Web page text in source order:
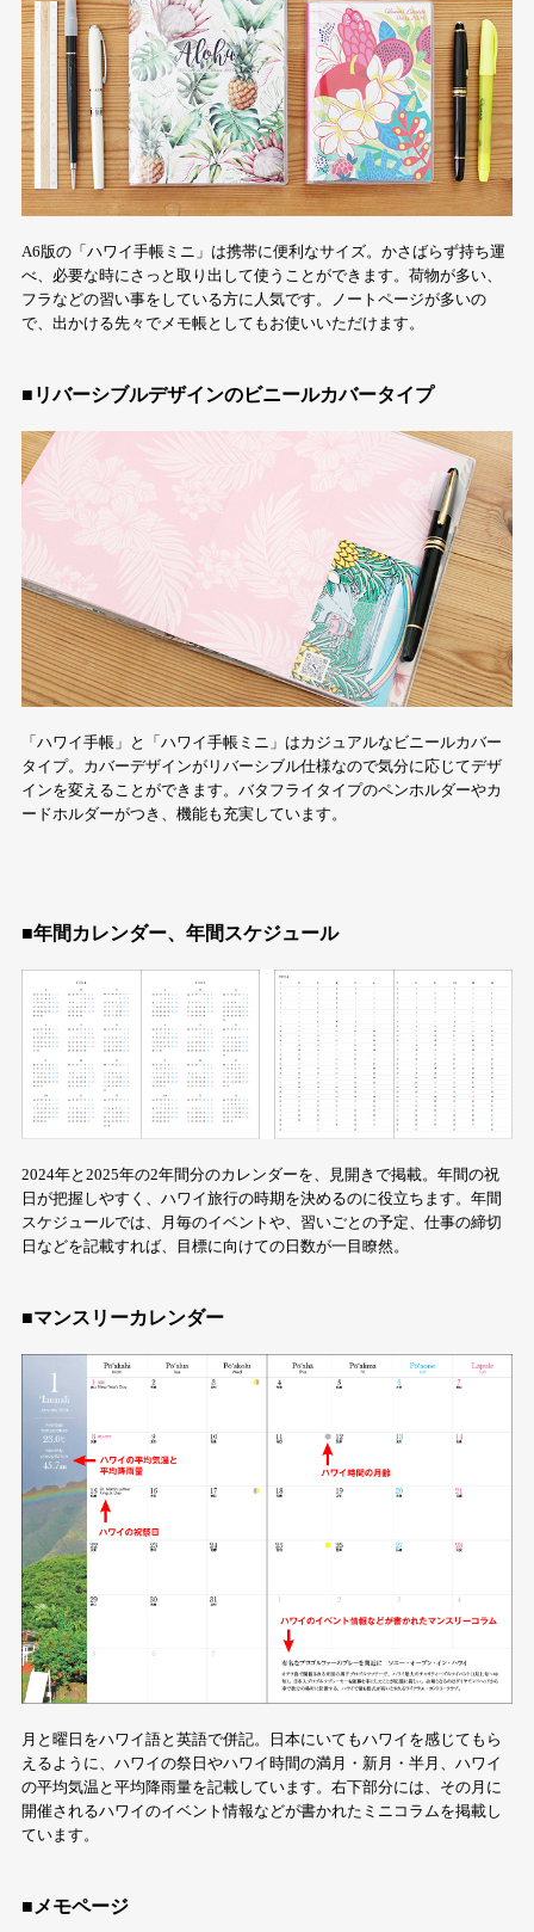
A6版の「ハワイ手帳ミニ」は携帯に便利なサイズ。かさばらず持ち運
べ、必要な時にさっと取り出して使うことができます。荷物が多い、
フラなどの習い事をしている方に人気です。ノートページが多いの
で、出かける先々でメモ帳としてもお使いいただけます。
■リバーシブルデザインのビニールカバータイプ
「ハワイ手帳」と「ハワイ手帳ミニ」はカジュアルなビニールカバー
タイプ。カバーデザインがリバーシブル仕様なので気分に応じてデザ
インを変えることができます。バタフライタイプのペンホルダーやカ
ードホルダーがつき、機能も充実しています。
■年間カレンダー、年間スケジュール
2024年と2025年の2年間分のカレンダーを、見開きで掲載。年間の祝
日が把握しやすく、ハワイ旅行の時期を決めるのに役立ちます。年間
スケジュールでは、月毎のイベントや、習いごとの予定、仕事の締切
日などを記載すれば、目標に向けての日数が一目瞭然。
■マンスリーカレンダー
月と曜日をハワイ語と英語で併記。日本にいてもハワイを感じてもら
えるように、ハワイの祭日やハワイ時間の満月・新月・半月、ハワイ
の平均気温と平均降雨量を記載しています。右下部分には、その月に
開催されるハワイのイベント情報などが書かれたミニコラムを掲載し
ています。
■メモページ